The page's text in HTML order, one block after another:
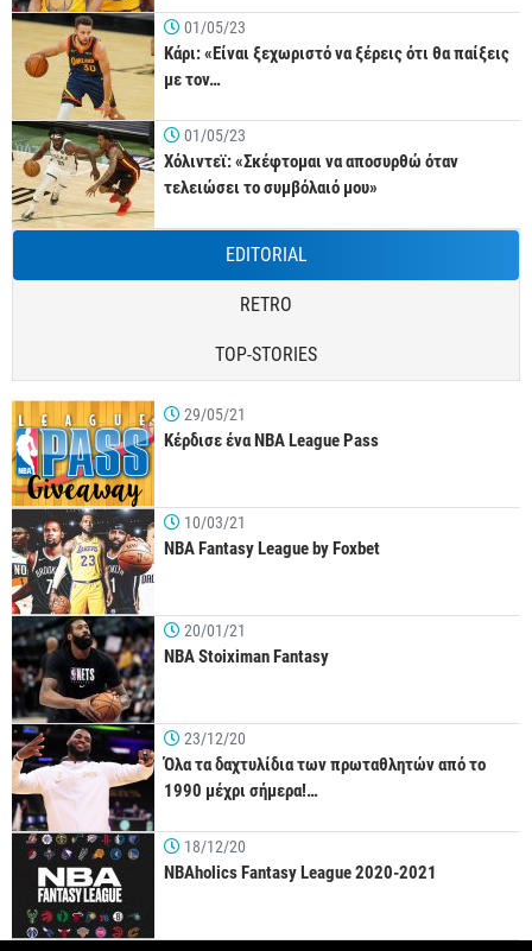
01/05/23
Κάρι: «Είναι ξεχωριστό να ξέρεις ότι θα παίξεις
με τον…
01/05/23
Χόλιντεϊ: «Σκέφτομαι να αποσυρθώ όταν
τελειώσει το συμβόλαιό μου»
EDITORIAL
RETRO
TOP-STORIES
29/05/21
Κέρδισε ένα NBA League Pass
10/03/21
NBA Fantasy League by Foxbet
20/01/21
NBA Stoiximan Fantasy
23/12/20
Όλα τα δαχτυλίδια των πρωταθλητών από το
1990 μέχρι σήμερα!…
18/12/20
NBAholics Fantasy League 2020-2021